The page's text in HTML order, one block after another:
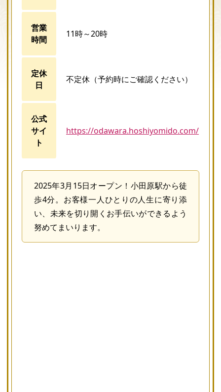
営業
時間
11時～20時
定休
日
不定休（予約時にご確認ください）
公式
サイ
ト
https://odawara.hoshiyomido.com/
2025年3月15日オープン！小田原駅から徒
歩4分。お客様一人ひとりの人生に寄り添
い、未来を切り開くお手伝いができるよう
努めてまいります。